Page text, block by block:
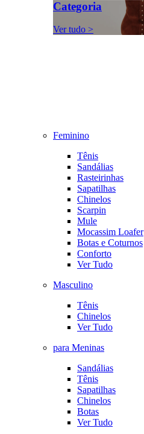
Categoria
Ver tudo >
Feminino
Tênis
Sandálias
Rasteirinhas
Sapatilhas
Chinelos
Scarpin
Mule
Mocassim Loafer
Botas e Coturnos
Conforto
Ver Tudo
Masculino
Tênis
Chinelos
Ver Tudo
para Meninas
Sandálias
Tênis
Sapatilhas
Chinelos
Botas
Ver Tudo